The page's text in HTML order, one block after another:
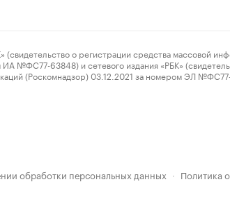
о регистрации средства массовой
№ФС77-63848) и сетевого издания «РБК»
(Роскомнадзор) 03.12.2021 за номером ЭЛ
обработки персональных данных · Политика